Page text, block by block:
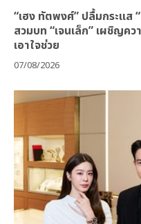
“เฮง ทัตพงศ์” ปลื้มกระแส
สวมบท “เจนเล็ก” เผชิญค
เอาใจช่วย
07/08/2026